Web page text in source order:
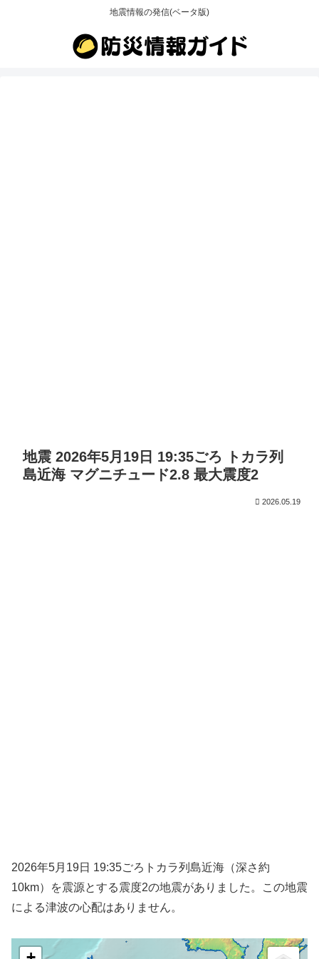
地震情報の発信(ベータ版)
地震 2026年5月19日 19:35ごろ トカラ列
島近海 マグニチュード2.8 最大震度2
2026.05.19
2026年5月19日 19:35ごろトカラ列島近海（深さ約
10km）を震源とする震度2の地震がありました。この地震
による津波の心配はありません。